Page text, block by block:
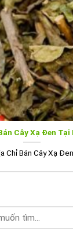
Cây Xạ Đen Tại
Chỉ Bán Cây Xạ